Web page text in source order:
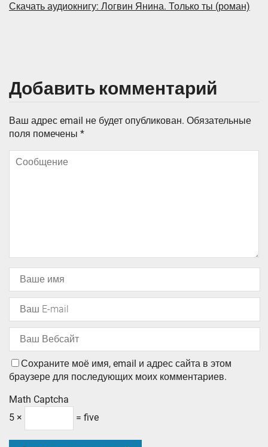
Скачать аудиокнигу: Логвин Янина. Только ты (роман)
Добавить комментарий
Ваш адрес email не будет опубликован. Обязательные
поля помечены *
Сохраните моё имя, email и адрес сайта в этом
браузере для последующих моих комментариев.
Math Captcha
5 ×
= five